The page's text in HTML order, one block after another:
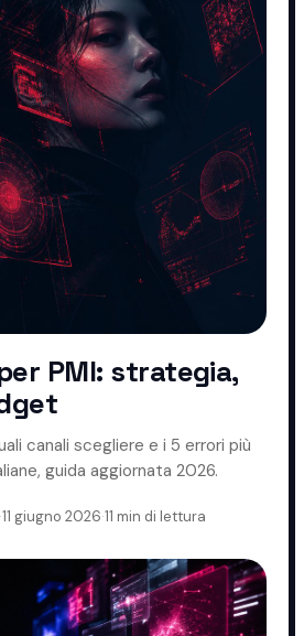
PMI: strategia,
canali scegliere e i 5 errori più
guida aggiornata 2026.
·11 giugno 2026·11 min di lettura